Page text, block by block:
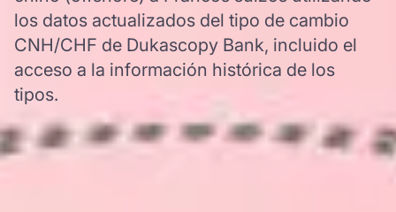
los datos actualizados del tipo de cambio
CNH/CHF de Dukascopy Bank, incluido el
acceso a la información histórica de los
tipos.